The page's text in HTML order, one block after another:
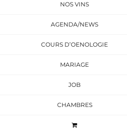
NOS VINS
AGENDA/NEWS
COURS D’OENOLOGIE
MARIAGE
JOB
CHAMBRES